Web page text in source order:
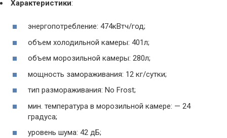
Характеристики:
энергопотребление: 474кВтч/год;
объем холодильной камеры: 401л;
объем морозильной камеры: 280л;
мощность замораживания: 12 кг/сутки;
тип размораживания: No Frost;
мин. температура в морозильной камере: — 24
градуса;
уровень шума: 42 дБ;